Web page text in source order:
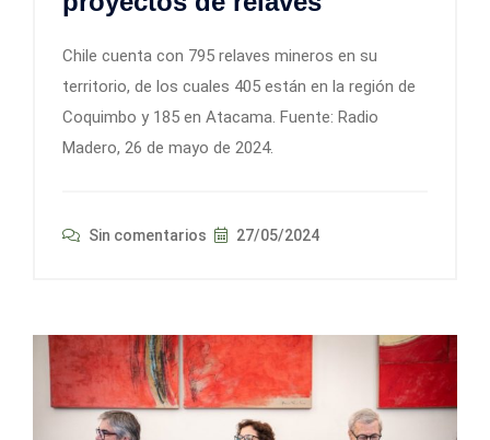
Chile cuenta con 795 relaves mineros en su
territorio, de los cuales 405 están en la región de
Coquimbo y 185 en Atacama. Fuente: Radio
Madero, 26 de mayo de 2024.
Sin comentarios 27/05/2024